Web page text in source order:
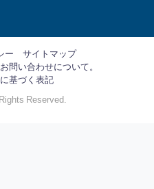
ー
サイトマップ
問い合わせについて。
基づく表記
Reserved.